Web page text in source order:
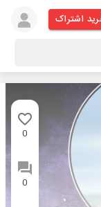
اشتراک
0
0